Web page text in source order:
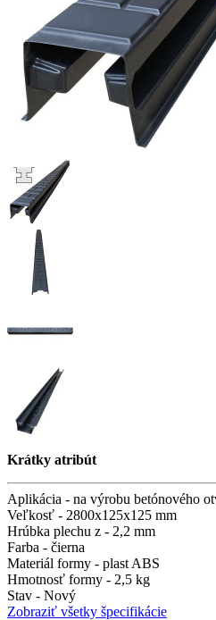
Krátky atribút
Aplikácia - na výrobu betónového
Veľkosť - 2800х125х125 mm
Hrúbka plechu z - 2,2 mm
Farba - čierna
Materiál formy - plast ABS
Hmotnosť formy - 2,5 kg
Stav - Nový
Zobraziť všetky špecifikácie